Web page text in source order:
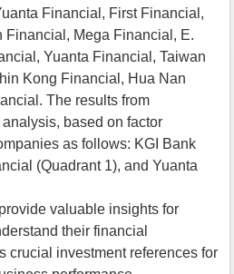
Financial, First Financial,
Financial, Mega Financial, E.
Yuanta Financial, Taiwan
Kong Financial, Hua Nan
The results from
based on factor
as follows: KGI Bank
(Quadrant 1), and Yuanta
valuable insights for
their financial
crucial investment references for